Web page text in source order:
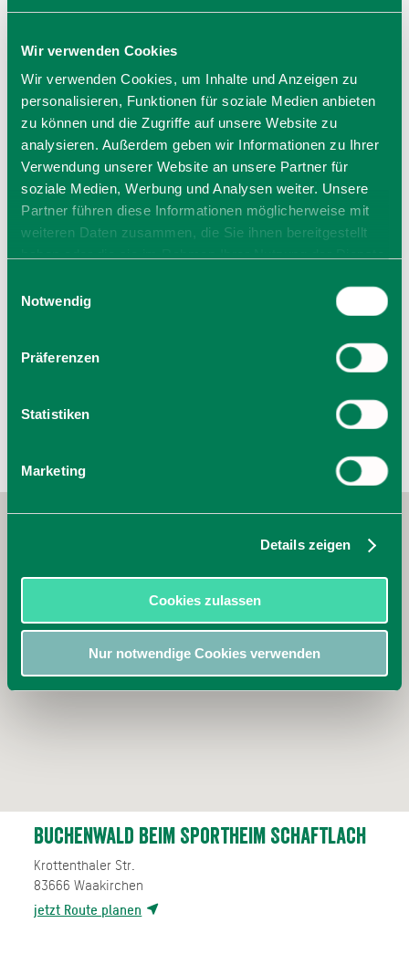
Wir verwenden Cookies
Wir verwenden Cookies, um Inhalte und Anzeigen zu
personalisieren, Funktionen für soziale Medien anbieten
zu können und die Zugriffe auf unsere Website zu
analysieren. Außerdem geben wir Informationen zu Ihrer
Verwendung unserer Website an unsere Partner für
soziale Medien, Werbung und Analysen weiter. Unsere
Partner führen diese Informationen möglicherweise mit
weiteren Daten zusammen, die Sie ihnen bereitgestellt
Cookies, wenn Sie unsere Webseite weiterhin nutzen.
Notwendig
Präferenzen
Statistiken
Marketing
Details zeigen
Cookies zulassen
Nur notwendige Cookies verwenden
Termin speichern
Veranstalter
Trachtenverein Schaftlach-Piesenkam
Krottenthaler Str. 43
Tel.:
Buchenwald beim Sportheim Schaftlach
Krottenthaler Str.
83666 Waakirchen
jetzt Route planen